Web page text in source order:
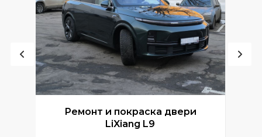
Ремонт и покраска двери
LiXiang L9